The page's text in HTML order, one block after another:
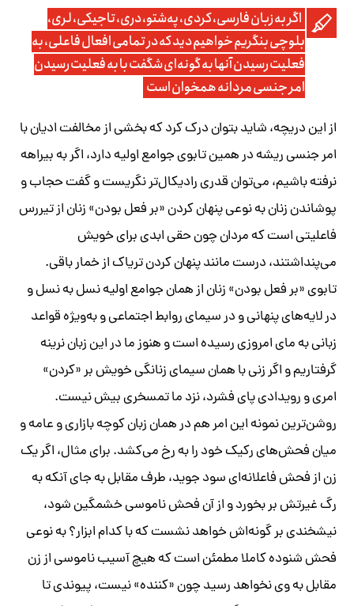
اگر به‌ زبان فارسی، کردی، په‌شتو، دری، تاجیکی، لری،
بلوچی بنگریم خواهیم دید که‌ در تمامی افعال فاعلی، به‌
فعلیت رسیدن آنها به‌ گونه‌ای شگفت با به‌ فعلیت رسیدن
امر جنسی مردانه‌ همخوان است
از این دریچه،‌ شاید بتوان درک کرد که‌ بخشی از مخالفت ادیان با
امر جنسی ریشه‌ در همین تابوی جوامع اولیه‌ دارد، اگر به‌ بیراهه‌
نرفته‌ باشیم، می‌توان قدری رادیکال‌تر نگریست و گفت حجاب و
پوشاندن زنان به‌ نوعی پنهان کردن «بر فعل بودن» زنان از تیررس
فاعلیتی است که‌ مردان چون حقی ابدی برای خویش
می‌پنداشتند، درست مانند پنهان کردن تریاک از خمار باقی.
تابوی «بر فعل بودن» زنان از همان جوامع اولیه‌ نسل به‌ نسل و
در لایه‌های پنهانی و در سیمای روابط اجتماعی و به‌ویژه‌ قواعد
زبانی به‌ مای امروزی رسیده‌ است و هنوز ما در این زبان نرینه‌
گرفتاریم و اگر زنی با همان سیمای زنانگی خویش بر «کردن»
امری و رویدادی پای فشرد، نزد ما تمسخری بیش نیست.
روشن‌ترین نمونه‌ این امر هم در همان زبان کوچه‌ بازاری و عامه‌ و
میان فحش‌های رکیک خود را به‌ رخ می‌کشد. برای مثال، اگر یک
زن از فحش فاعلانه‌ای سود جوید، طرف مقابل به‌ جای آنکه‌ به‌
رگ غیرتش بر بخورد و از آن فحش ناموسی خشمگین شود،
نیشخندی بر گونه‌اش خواهد نشست که‌ با کدام ابزار؟ به‌ نوعی
فحش شنوده‌ کاملا مطمئن است که‌ هیچ آسیب ناموسی از زن
مقابل‌ به‌ وی نخواهد رسید چون «کننده» نیست، پیوندی تا